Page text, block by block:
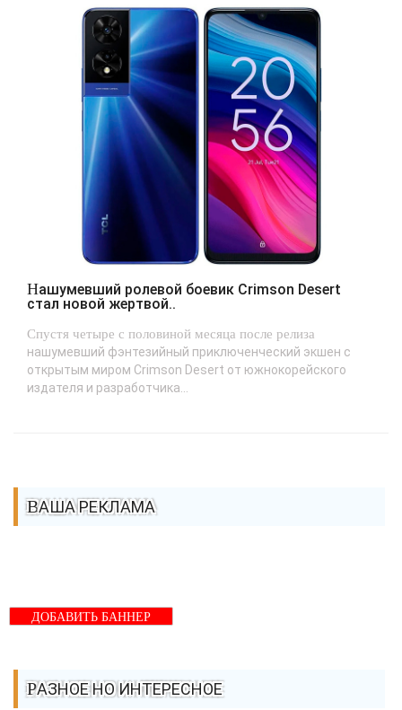
Нашумевший ролевой боевик Crimson Desert
стал новой жертвой..
Спустя четыре с половиной месяца после релиза
нашумевший фэнтезийный приключенческий экшен с
открытым миром Crimson Desert от южнокорейского
издателя и разработчика...
ВАША РЕКЛАМА
ДОБАВИТЬ БАННЕР
РАЗНОЕ НО ИНТЕРЕСНОЕ